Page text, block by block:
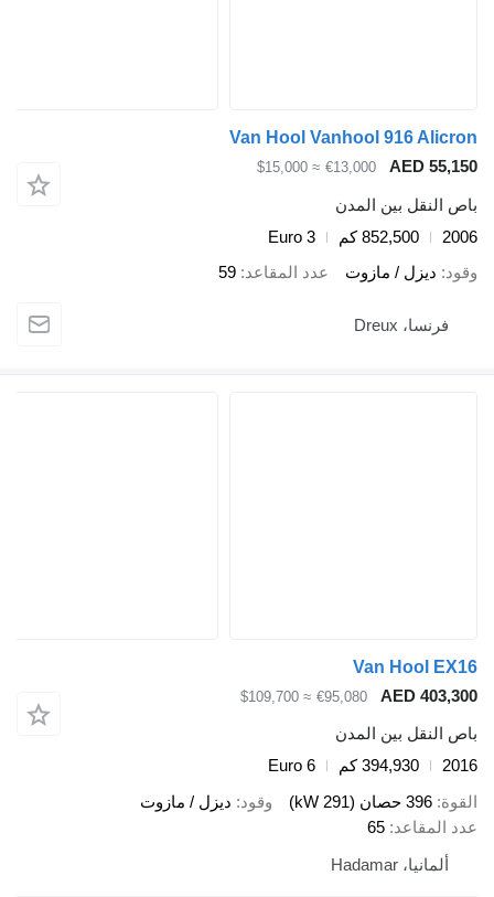
Van Hool Vanhool 916 Alicron
AED 55,150
€13,000
≈ $15,000
باص النقل بين المدن
2006
852,500 كم
Euro 3
وقود ديزل / مازوت عدد المقاعد 59
فرنسا، Dreux
Van Hool EX16
AED 403,300
€95,080
≈ $109,700
باص النقل بين المدن
2016
394,930 كم
Euro 6
القوة 396 حصان (291 kW) وقود ديزل / مازوت
عدد المقاعد 65
ألمانيا، Hadamar